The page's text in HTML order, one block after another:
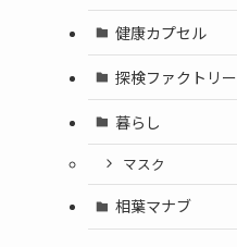
健康カプセル
探検ファクトリー
暮らし
マスク
相葉マナブ